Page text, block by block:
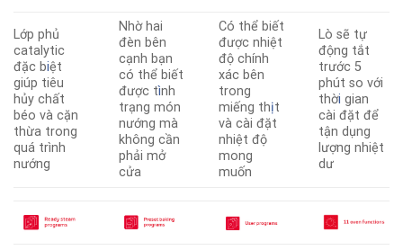
Lớp phủ
catalytic
đặc biệt
giúp tiêu
hủy chất
béo và cặn
thừa trong
quá trình
nướng
Nhờ hai
đèn bên
cạnh bạn
có thể biết
được tình
trạng món
nướng mà
không cần
phải mở
cửa
Có thể biết
được nhiệt
độ chính
xác bên
trong
miếng thịt
và cài đặt
nhiệt độ
mong
muốn
Lò sẽ tự
động tắt
trước 5
phút so với
thời gian
cài đặt để
tận dụng
lượng nhiệt
dư